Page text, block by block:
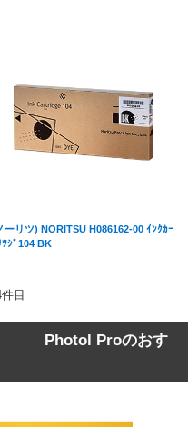
ーリツ) NORITSU H086162-00 ｲﾝｸｶｰ
ﾂｼﾞ104 BK
目
Proのおす